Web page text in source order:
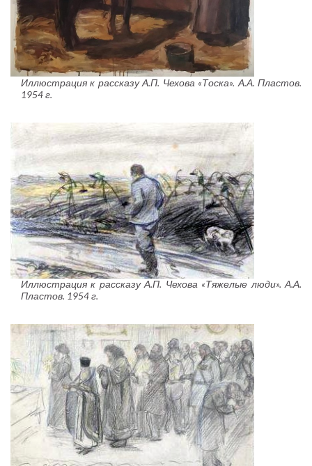
Иллюстрация к рассказу А.П. Чехова «Тоска». А.А. Пластов.
1954 г.
Иллюстрация к рассказу А.П. Чехова «Тяжелые люди». А.А.
Пластов. 1954 г.